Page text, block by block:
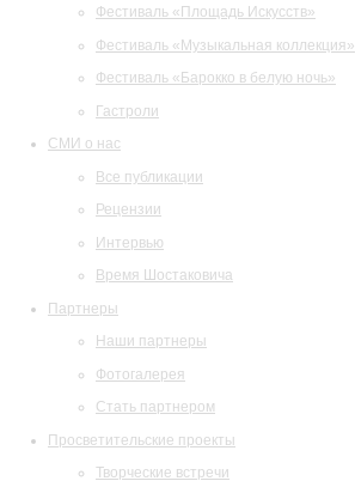
Фестиваль «Площадь Искусств»
Фестиваль «Музыкальная коллекция»
Фестиваль «Барокко в белую ночь»
Гастроли
СМИ о нас
Все публикации
Рецензии
Интервью
Время Шостаковича
Партнеры
Наши партнеры
Фотогалерея
Стать партнером
Просветительские проекты
Творческие встречи